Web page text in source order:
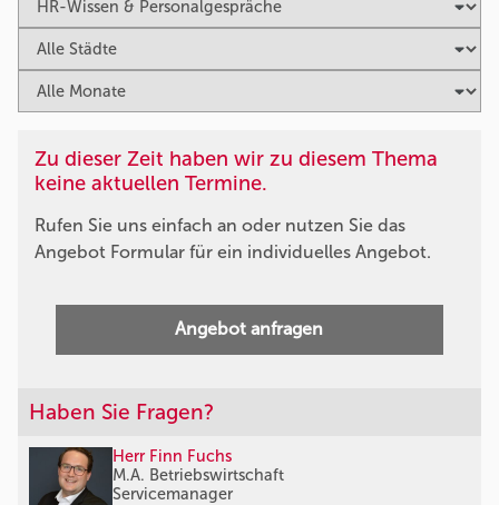
Zu dieser Zeit haben wir zu diesem Thema
keine aktuellen Termine.
Rufen Sie uns einfach an oder nutzen Sie das
Angebot Formular für ein individuelles Angebot.
Angebot anfragen
Haben Sie Fragen?
Herr Finn Fuchs
M.A. Betriebswirtschaft
Servicemanager